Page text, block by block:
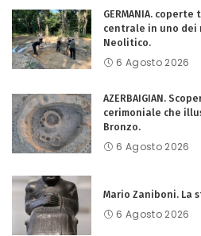
GERMANIA.
centrale in uno
Neolitico.
6 Agosto 2026
AZERBAIGIAN.
cerimoniale che
Bronzo.
6 Agosto 2026
Mario Zaniboni. La
6 Agosto 2026